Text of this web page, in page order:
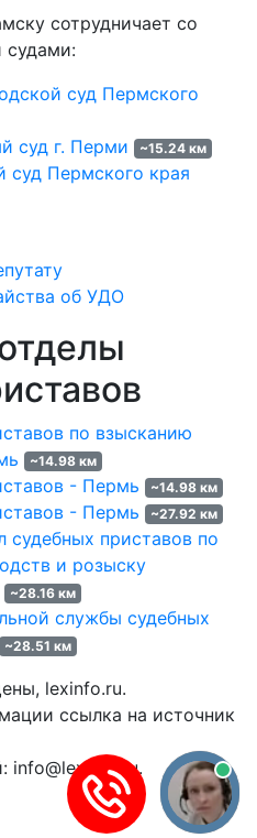
сотрудничает со
суд Пермского
суд г. Перми ~15.24 км
Пермского края
об УДО
по взысканию
~14.98 км
- Пермь ~14.98 км
- Пермь ~27.92 км
приставов по
и розыску
~28.16 км
службы судебных
~28.51 км
lexinfo.ru.
ссылка на источник
info@lexinfo.ru.
данных